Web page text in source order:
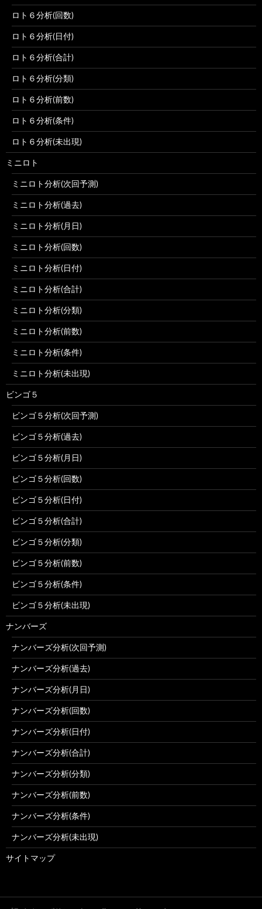
ロト６分析(回数)
ロト６分析(日付)
ロト６分析(合計)
ロト６分析(分類)
ロト６分析(前数)
ロト６分析(条件)
ロト６分析(未出現)
ミニロト
ミニロト分析(次回予測)
ミニロト分析(過去)
ミニロト分析(月日)
ミニロト分析(回数)
ミニロト分析(日付)
ミニロト分析(合計)
ミニロト分析(分類)
ミニロト分析(前数)
ミニロト分析(条件)
ミニロト分析(未出現)
ビンゴ５
ビンゴ５分析(次回予測)
ビンゴ５分析(過去)
ビンゴ５分析(月日)
ビンゴ５分析(回数)
ビンゴ５分析(日付)
ビンゴ５分析(合計)
ビンゴ５分析(分類)
ビンゴ５分析(前数)
ビンゴ５分析(条件)
ビンゴ５分析(未出現)
ナンバーズ
ナンバーズ分析(次回予測)
ナンバーズ分析(過去)
ナンバーズ分析(月日)
ナンバーズ分析(回数)
ナンバーズ分析(日付)
ナンバーズ分析(合計)
ナンバーズ分析(分類)
ナンバーズ分析(前数)
ナンバーズ分析(条件)
ナンバーズ分析(未出現)
サイトマップ